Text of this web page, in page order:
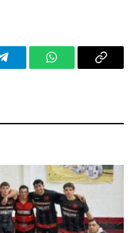
TelegramWhatsAppCopy